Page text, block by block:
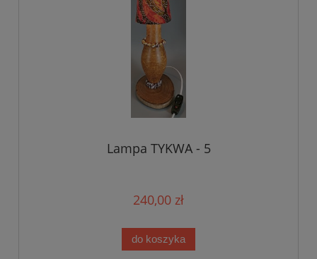
Lampa TYKWA - 5
240,00 zł
do koszyka